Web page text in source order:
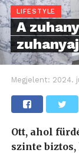
LIFESTYLE
A
Megjelent: 2024.
Ott, ahol
szinte